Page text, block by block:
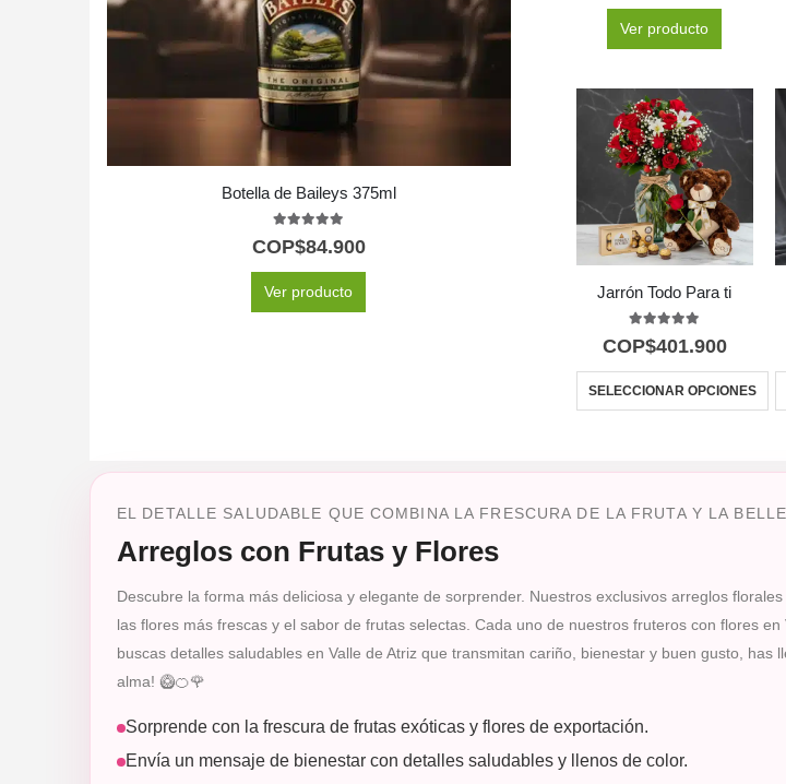
Botella de Baileys 375ml
5.00out of 5
COP$84.900
Ver producto
Ver producto
Jarrón Todo Para ti
5.00
COP$401.900
SELECCIONAR OPCIONES
EL DETALLE SALUDABLE QUE COMBINA LA FRESCURA DE LA FRUTA Y LA
Arreglos con Frutas y Flores
Descubre la forma más deliciosa y elegante de sorprender. Nuestros exclusivos arreglos
las flores más frescas y el sabor de frutas selectas. Cada uno de nuestros fruteros con flores
buscas detalles saludables en Valle de Atriz que transmitan cariño, bienestar y buen gusto,
alma! 🥝🍊🌹
Sorprende con la frescura de frutas exóticas y flores de exportación.
Envía un mensaje de bienestar con detalles saludables y llenos de color.